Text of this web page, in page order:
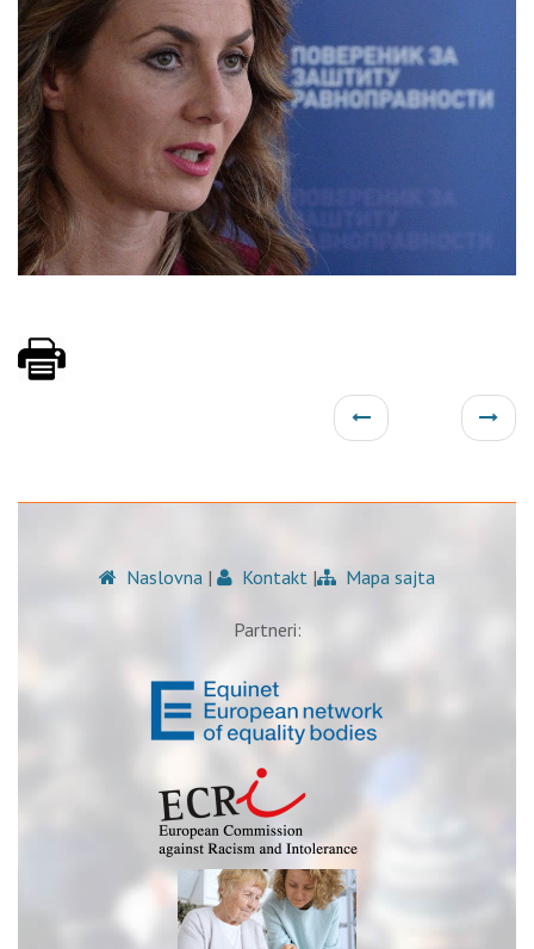
Naslovna | Kontakt | Mapa sajta
Partneri: